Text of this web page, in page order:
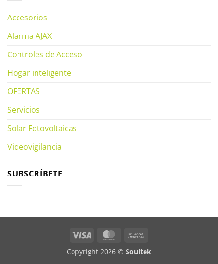
Accesorios
Alarma AJAX
Controles de Acceso
Hogar inteligente
OFERTAS
Servicios
Solar Fotovoltaicas
Videovigilancia
SUBSCRÍBETE
Visa MasterCard
Copyright 2026 © Soultek